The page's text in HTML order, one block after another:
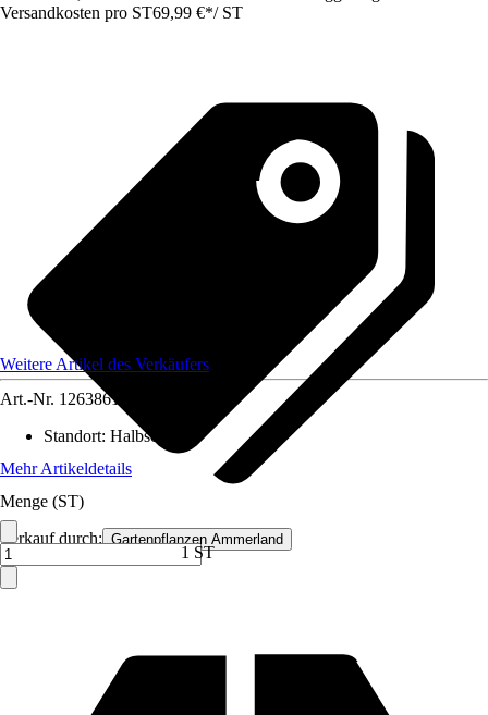
Versandkosten pro ST69,99 €*/ ST
Verkauf durch: Gartenpflanzen Ammerland
Weitere Artikel des Verkäufers
Art.-Nr. 12638618
Standort: Halbschatten
Mehr Artikeldetails
Menge (ST)
1 ST